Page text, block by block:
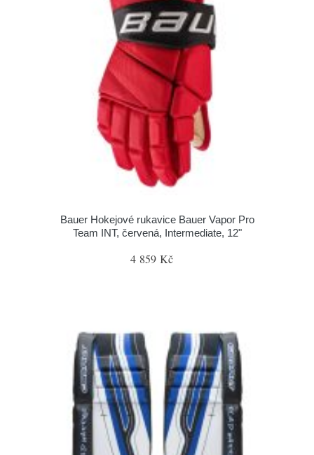
Bauer Hokejové rukavice Bauer Vapor Pro
Team INT, červená, Intermediate, 12"
4 859 Kč